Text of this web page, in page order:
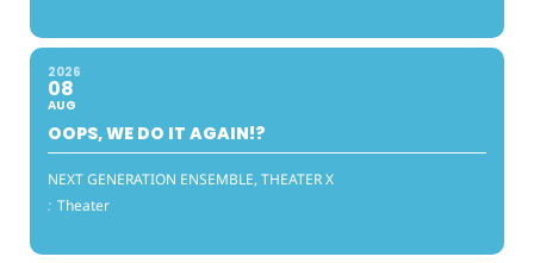
2026
08
AUG
OOPS, WE DO IT AGAIN!?
NEXT GENERATION ENSEMBLE, THEATER X
: Theater